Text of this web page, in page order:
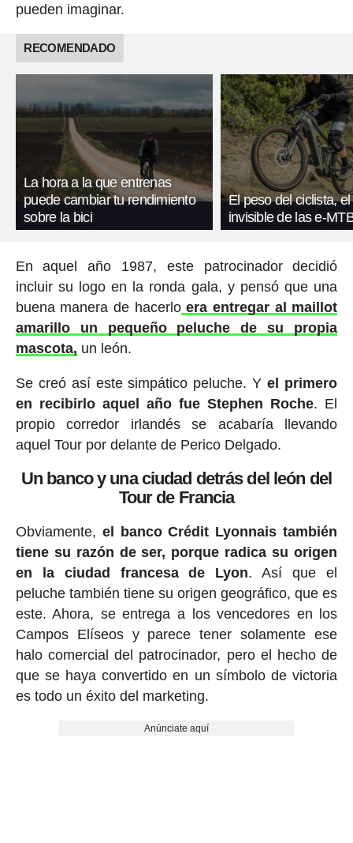
pueden imaginar.
RECOMENDADO
La hora a la que entrenas
puede cambiar tu rendimiento
sobre la bici
El peso del ciclista,
invisible de las e-
En aquel año 1987, este patrocinador decidió
incluir su logo en la ronda gala, y pensó que una
buena manera de hacerloera entregar al maillot
amarillo un pequeño peluche de su propia
mascota, un león.
Se creó así este simpático peluche. Yel primero
en recibirlo aquel año fue Stephen Roche. El
propio corredor irlandés se acabaría llevando
aquel Tour por delante de Perico Delgado.
Un banco y una ciudad detrás del león del
Tour de Francia
Obviamente, el banco Crédit Lyonnais también
tiene su razón de ser, porque radica su origen
en la ciudad francesa de Lyon. Así que el
peluche también tiene su origen geográfico, que es
este. Ahora, se entrega a los vencedores en los
Campos Elíseos y parece tener solamente ese
halo comercial del patrocinador, pero el hecho de
que se haya convertido en un símbolo de victoria
es todo un éxito del marketing.
Anúnciate aquí